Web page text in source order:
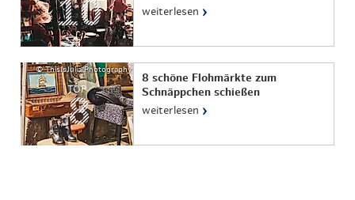
weiterlesen ›
© ThisIsJulia Photography
TOP
8 schöne Flohmärkte zum
Schnäppchen schießen
weiterlesen ›